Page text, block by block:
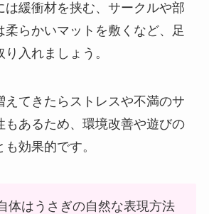
は緩衝材を挟む、サークルや部
柔らかいマットを敷くなど、足
入れましょう。
えてきたらストレスや不満のサ
もあるため、環境改善や遊びの
効果的です。
体はうさぎの自然な表現方法